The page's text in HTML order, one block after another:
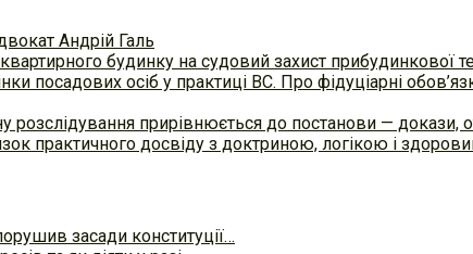
Андрій Галь
будинку на судовий захист прибудинкової
посадових осіб у практиці ВC. Про фідуціарні
розслідування прирівнюється до постанови —
практичного досвіду з доктриною, логікою і
засади конституції…